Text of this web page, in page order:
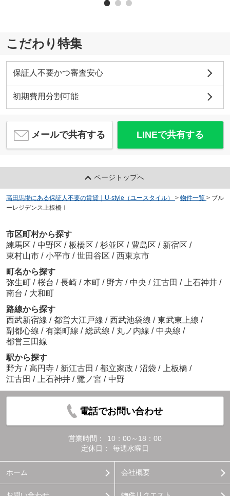
こだわり特集
保証人不要かつ審査安心
初期費用分割可能
メールで共有する LINEで共有する
ページトップへ
高田馬場にある保証人不要の賃貸｜U-style（ユースタイル） > 物件一覧 > ブル
ーレジデンス上板橋Ⅰ
市区町村から探す
練馬区 / 中野区 / 板橋区 / 杉並区 / 豊島区 / 新宿区 /
東村山市 / 小平市 / 世田谷区 / 西東京市
町名から探す
弥生町 / 桜台 / 長崎 / 本町 / 野方 / 中央 / 江古田 / 上石神井 /
南台 / 大和町
路線から探す
西武新宿線 / 都営大江戸線 / 西武池袋線 / 東武東上線 /
副都心線 / 有楽町線 / 総武線 / 丸ノ内線 / 中央線 /
都営三田線
駅から探す
野方 / 高円寺 / 新江古田 / 都立家政 / 沼袋 / 上板橋 /
江古田 / 上石神井 / 鷺ノ宮 / 中野
電話でお問い合わせ
営業時間：
10：00～18：00
定休日：
毎週水曜日
ホーム 会社概要